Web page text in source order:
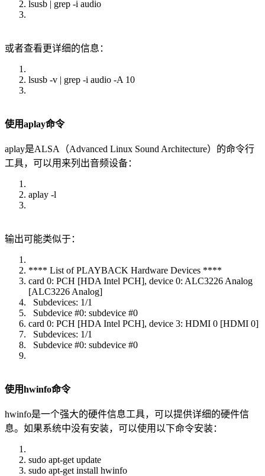
lsusb | grep -i audio
或者查看更详细的信息：
lsusb -v | grep -i audio -A 10
使用aplay命令
aplay是ALSA（Advanced Linux Sound Architecture）的命令行
工具，可以用来列出音频设备：
aplay -l
输出可能类似于：
**** List of PLAYBACK Hardware Devices ****
card 0: PCH [HDA Intel PCH], device 0: ALC3226 Analog
[ALC3226 Analog]
Subdevices: 1/1
Subdevice #0: subdevice #0
card 0: PCH [HDA Intel PCH], device 3: HDMI 0 [HDMI 0]
Subdevices: 1/1
Subdevice #0: subdevice #0
使用hwinfo命令
hwinfo是一个强大的硬件信息工具，可以提供详细的硬件信
息。如果系统中没有安装，可以使用以下命令安装：
sudo apt-get update
sudo apt-get install hwinfo